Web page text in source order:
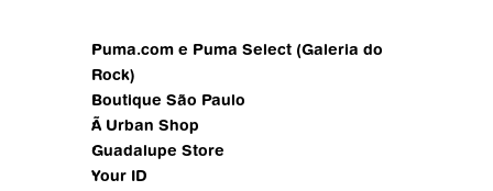
Puma.com e Puma Select (Galeria do
Rock)
Boutique São Paulo
Ã Urban Shop
Guadalupe Store
Your ID